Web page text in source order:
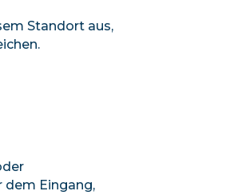
Standort aus,
dem Eingang,